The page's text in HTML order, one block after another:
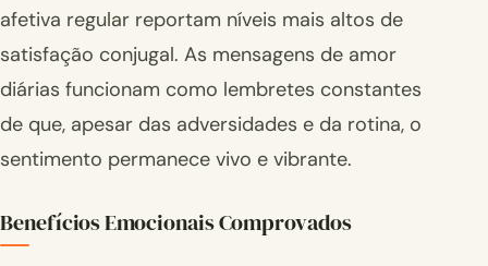
afetiva regular reportam níveis mais altos de
satisfação conjugal. As mensagens de amor
diárias funcionam como lembretes constantes
de que, apesar das adversidades e da rotina, o
sentimento permanece vivo e vibrante.
Benefícios Emocionais Comprovados